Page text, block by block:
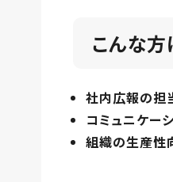
こんな
社内広報の担
コミュニケー
組織の生産性